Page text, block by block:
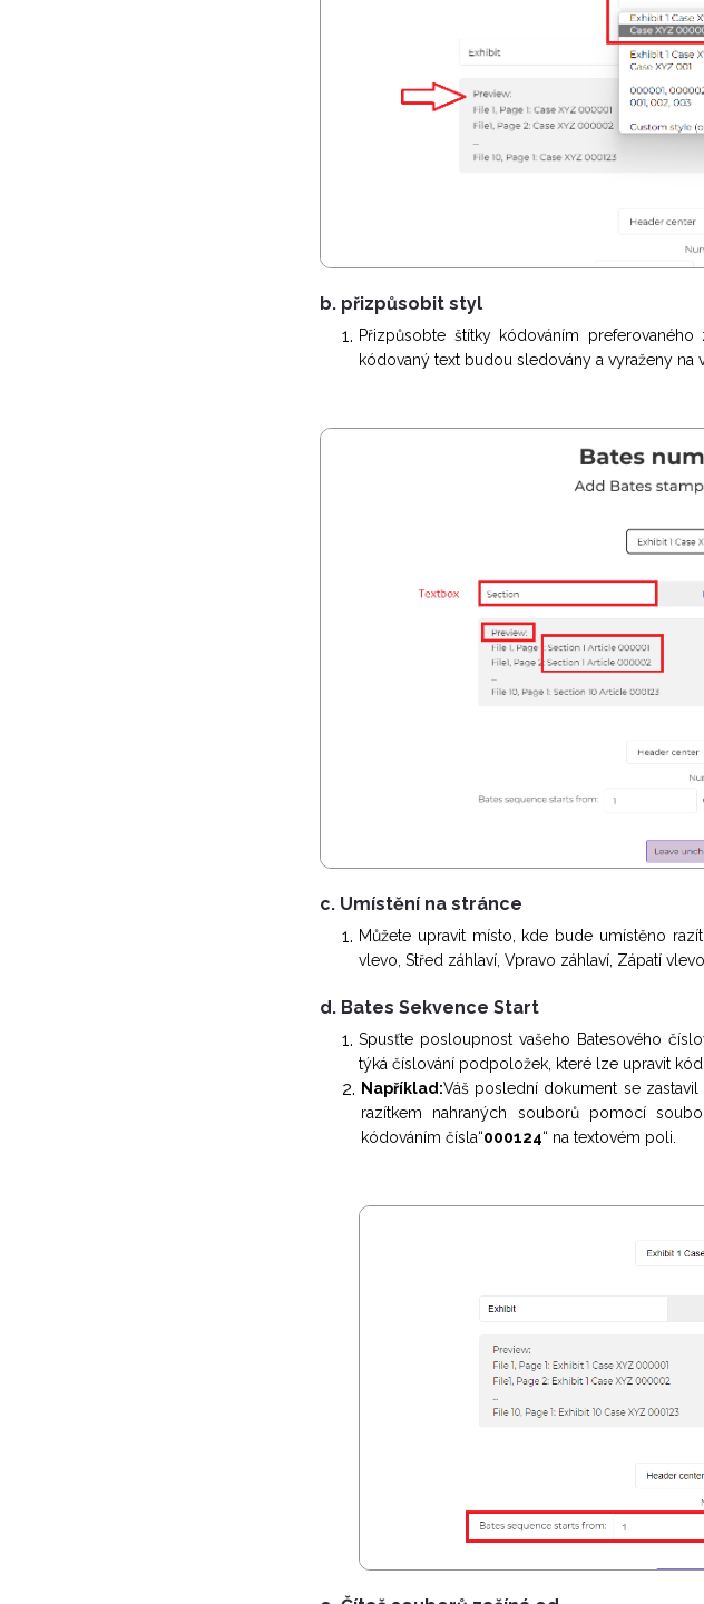
b. přizpůsobit styl
Přizpůsobte štítky kódováním
kódovaný text budou sledovány a vyraženy na
c. Umístění na stránce
Můžete upravit místo, kde bude umístěno
vlevo, Střed záhlaví, Vpravo záhlaví, Zápatí
d. Bates Sekvence Start
Spusťte posloupnost vašeho Batesového
týká číslování podpoložek, které lze upravit
Například:Váš poslední dokument se zastavil
razítkem nahraných souborů pomocí
kódováním čísla“000124“ na textovém poli.